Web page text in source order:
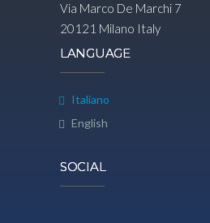
Via Marco De Marchi 7
20121 Milano Italy
LANGUAGE
Italiano
English
SOCIAL